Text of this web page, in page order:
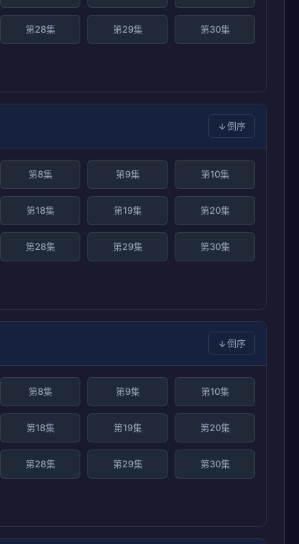
第28集 第29集 第30集
倒序
第8集 第9集 第10集
第18集 第19集 第20集
第28集 第29集 第30集
倒序
第8集 第9集 第10集
第18集 第19集 第20集
第28集 第29集 第30集